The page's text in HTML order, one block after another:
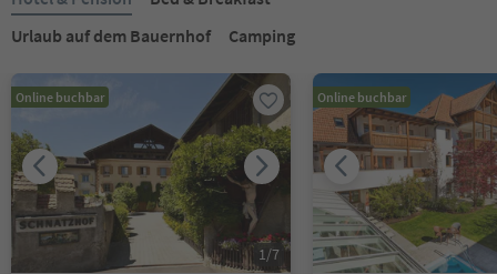
Urlaub auf dem Bauernhof
Camping
Online buchbar
1/7
Online buchbar